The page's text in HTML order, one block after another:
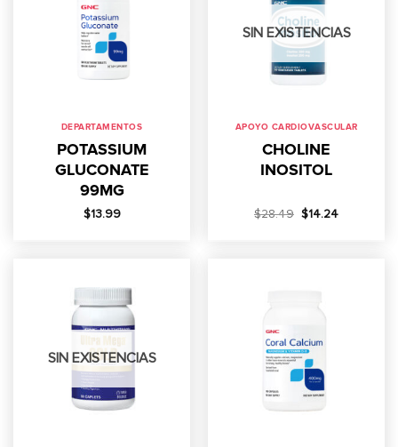
DEPARTAMENTOS
POTASSIUM
GLUCONATE
99MG
$13.99
SIN EXISTENCIAS
APOYO CARDIOVASCULAR
CHOLINE
INOSITOL
$28.49 El
precio
$14.24El
SIN EXISTENCIAS